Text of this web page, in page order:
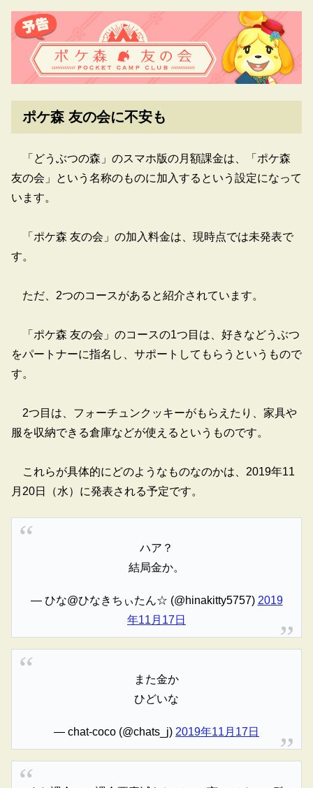
ポケ森 友の会に不安も
「どうぶつの森」のスマホ版の月額課金は、「ポケ森
友の会」という名称のものに加入するという設定になって
います。
「ポケ森 友の会」の加入料金は、現時点では未発表で
す。
ただ、2つのコースがあると紹介されています。
「ポケ森 友の会」のコースの1つ目は、好きなどうぶつ
をパートナーに指名し、サポートしてもらうというもので
す。
2つ目は、フォーチュンクッキーがもらえたり、家具や
服を収納できる倉庫などが使えるというものです。
これらが具体的にどのようなものなのかは、2019年11
月20日（水）に発表される予定です。
ハア？
結局金か。
— ひな@ひなきちぃたん☆ (@hinakitty5757) 2019
年11月17日
また金か
ひどいな
— chat-coco (@chats_j) 2019年11月17日